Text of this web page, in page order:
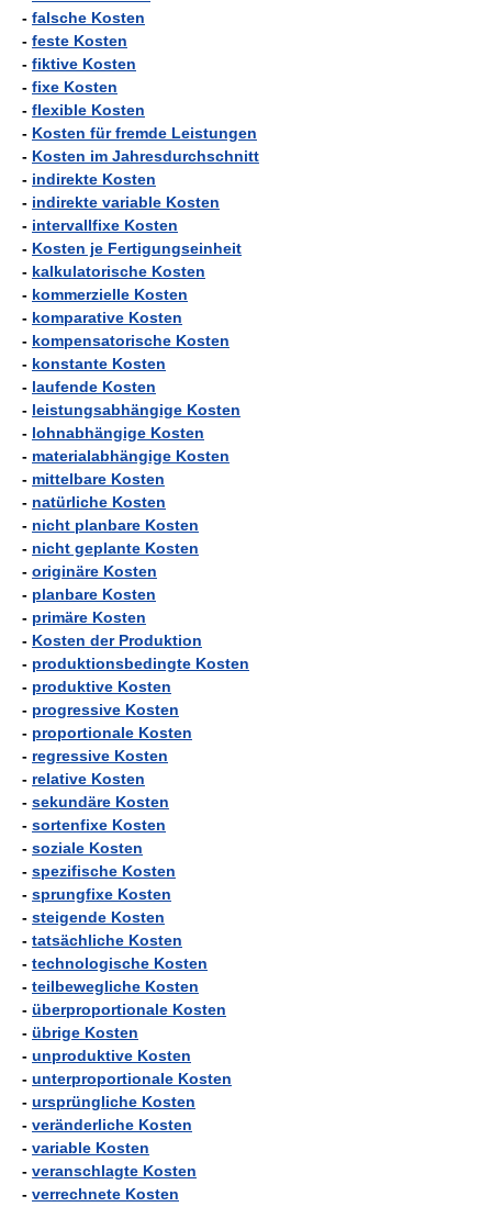
- falsche Kosten
- feste Kosten
- fiktive Kosten
- fixe Kosten
- flexible Kosten
- Kosten für fremde Leistungen
- Kosten im Jahresdurchschnitt
- indirekte Kosten
- indirekte variable Kosten
- intervallfixe Kosten
- Kosten je Fertigungseinheit
- kalkulatorische Kosten
- kommerzielle Kosten
- komparative Kosten
- kompensatorische Kosten
- konstante Kosten
- laufende Kosten
- leistungsabhängige Kosten
- lohnabhängige Kosten
- materialabhängige Kosten
- mittelbare Kosten
- natürliche Kosten
- nicht planbare Kosten
- nicht geplante Kosten
- originäre Kosten
- planbare Kosten
- primäre Kosten
- Kosten der Produktion
- produktionsbedingte Kosten
- produktive Kosten
- progressive Kosten
- proportionale Kosten
- regressive Kosten
- relative Kosten
- sekundäre Kosten
- sortenfixe Kosten
- soziale Kosten
- spezifische Kosten
- sprungfixe Kosten
- steigende Kosten
- tatsächliche Kosten
- technologische Kosten
- teilbewegliche Kosten
- überproportionale Kosten
- übrige Kosten
- unproduktive Kosten
- unterproportionale Kosten
- ursprüngliche Kosten
- veränderliche Kosten
- variable Kosten
- veranschlagte Kosten
- verrechnete Kosten